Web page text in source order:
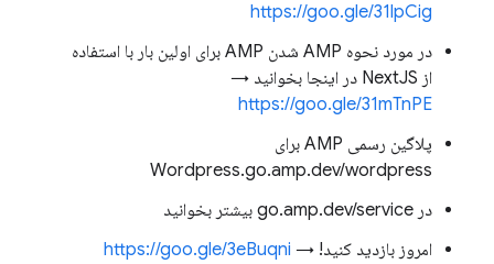
https://goo.gle/31lpCig
در مورد نحوه AMP شدن AMP برای اولین بار با استفاده
از NextJS در اینجا بخوانید →
https://goo.gle/31mTnPE
پلاگین رسمی AMP برای
Wordpress.go.amp.dev/wordpress
در go.amp.dev/service بیشتر بخوانید
امروز بازدید کنید! → https://goo.gle/3eBuqni